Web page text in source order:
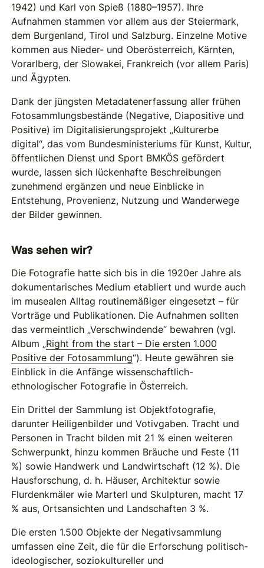
1942) und Karl von Spieß (1880–1957). Ihre
Aufnahmen stammen vor allem aus der Steiermark,
dem Burgenland, Tirol und Salzburg. Einzelne Motive
kommen aus Nieder- und Oberösterreich, Kärnten,
Vorarlberg, der Slowakei, Frankreich (vor allem Paris)
und Ägypten.
Dank der jüngsten Metadatenerfassung aller frühen
Fotosammlungsbestände (Negative, Diapositive und
Positive) im Digitalisierungsprojekt „Kulturerbe
digital“, das vom Bundesministeriums für Kunst, Kultur,
öffentlichen Dienst und Sport BMKÖS gefördert
wurde, lassen sich lückenhafte Beschreibungen
zunehmend ergänzen und neue Einblicke in
Entstehung, Provenienz, Nutzung und Wanderwege
der Bilder gewinnen.
Was sehen wir?
Die Fotografie hatte sich bis in die 1920er Jahre als
dokumentarisches Medium etabliert und wurde auch
im musealen Alltag routinemäßiger eingesetzt – für
Vorträge und Publikationen. Die Aufnahmen sollten
das vermeintlich „Verschwindende“ bewahren (vgl.
Album „Right from the start – Die ersten 1.000
Positive der Fotosammlung“). Heute gewähren sie
Einblick in die Anfänge wissenschaftlich-
ethnologischer Fotografie in Österreich.
Ein Drittel der Sammlung ist Objektfotografie,
darunter Heiligenbilder und Votivgaben. Tracht und
Personen in Tracht bilden mit 21 % einen weiteren
Schwerpunkt, hinzu kommen Bräuche und Feste (11
%) sowie Handwerk und Landwirtschaft (12 %). Die
Hausforschung, d. h. Häuser, Architektur sowie
Flurdenkmäler wie Marterl und Skulpturen, macht 17
% aus, Ortsansichten und Landschaften 3 %.
Die ersten 1.500 Objekte der Negativsammlung
umfassen eine Zeit, die für die Erforschung politisch-
ideologischer, soziokultureller und